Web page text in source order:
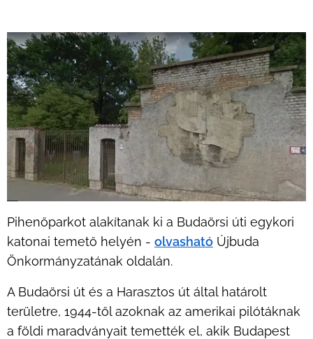
Pihenőparkot alakítanak ki a Budaörsi úti egykori
katonai temető helyén - olvasható Újbuda
Önkormányzatának oldalán.
A Budaörsi út és a Harasztos út által határolt
területre, 1944-től azoknak az amerikai pilótáknak
a földi maradványait temették el, akik Budapest